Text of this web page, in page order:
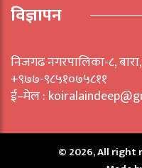
विज्ञापन
निजगढ नगरपालिका-८,
+९७७-९८५१०७५८११
ई–मेल :
© 2026, All right